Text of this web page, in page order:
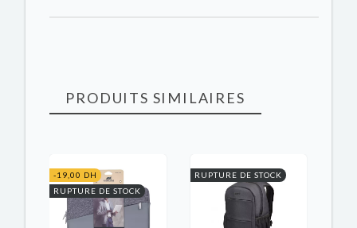
PRODUITS SIMILAIRES
-19,00 DH
RUPTURE DE STOCK
RUPTURE DE STOCK